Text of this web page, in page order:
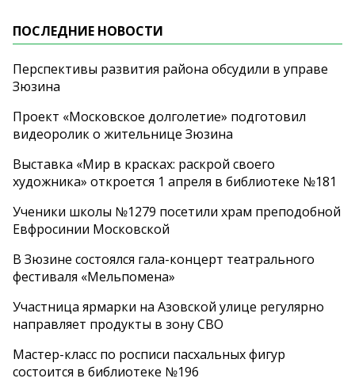
ПОСЛЕДНИЕ НОВОСТИ
Перспективы развития района обсудили в управе
Зюзина
Проект «Московское долголетие» подготовил
видеоролик о жительнице Зюзина
Выставка «Мир в красках: раскрой своего
художника» откроется 1 апреля в библиотеке №181
Ученики школы №1279 посетили храм преподобной
Евфросинии Московской
В Зюзине состоялся гала-концерт театрального
фестиваля «Мельпомена»
Участница ярмарки на Азовской улице регулярно
направляет продукты в зону СВО
Мастер-класс по росписи пасхальных фигур
состоится в библиотеке №196